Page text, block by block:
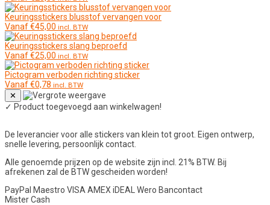
Keuringsstickers blusstof vervangen voor
Vanaf€45,00 incl. BTW
Keuringsstickers slang beproefd
Vanaf€25,00 incl. BTW
Pictogram verboden richting sticker
Vanaf€0,78 incl. BTW
✕
✓ Product toegevoegd aan winkelwagen!
De leverancier voor alle stickers van klein tot groot. Eigen ontwerp,
snelle levering, persoonlijk contact.
Alle genoemde prijzen op de website zijn incl. 21% BTW. Bij
afrekenen zal de BTW gescheiden worden!
PayPal Maestro VISA AMEX iDEAL Wero Bancontact
Mister Cash